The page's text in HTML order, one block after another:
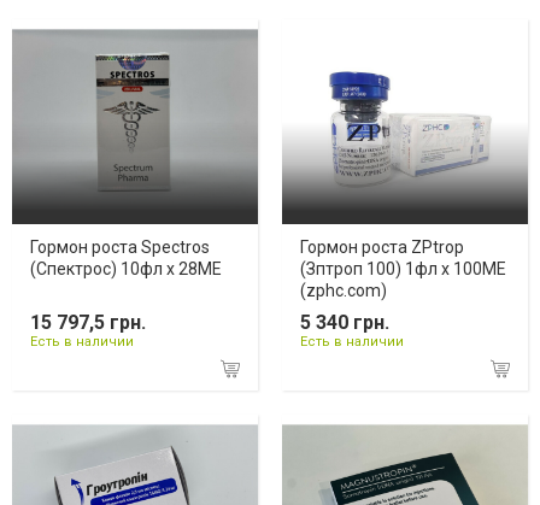
Гормон роста Spectros
(Спектрос) 10фл х 28МЕ
15 797,5 грн.
Есть в наличии
Гормон роста ZPtrop
(Зптроп 100) 1фл х 100ME
(zphc.com)
5 340 грн.
Есть в наличии